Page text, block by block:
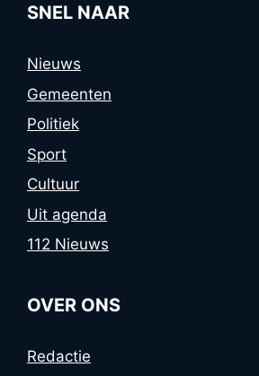
SNEL NAAR
Nieuws
Gemeenten
Politiek
Sport
Cultuur
Uit agenda
112 Nieuws
OVER ONS
Redactie